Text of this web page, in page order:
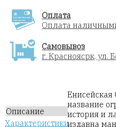
Оплата
Оплата
Самовывоз
г. Красноясрк, ул.
Описание
Характеристики
Енисейская
название
история и
издавна